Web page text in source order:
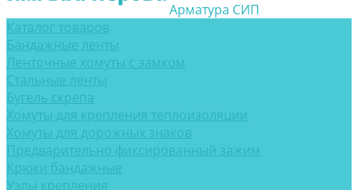
Арматура СИП
Каталог товаров
Бандажные ленты
Ленточные хомуты с замком
Стальные ленты
Бугель скрепа
Хомуты для крепления теплоизоляции
Хомуты для дорожных знаков
Предварительно фиксированный зажим
Крюки бандажные
Узлы крепления